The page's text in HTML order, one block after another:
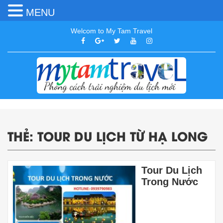
Welcom to My Tam Travel
THẺ: TOUR DU LỊCH TỪ HẠ LONG
Tour Du Lịch
Trong Nước
MENU